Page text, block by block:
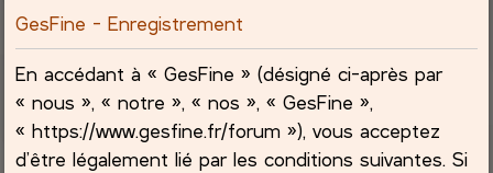
GesFine - Enregistrement
En accédant à « GesFine » (désigné ci-après par
« nous », « notre », « nos », « GesFine »,
« https://www.gesfine.fr/forum »), vous acceptez
d’être légalement lié par les conditions suivantes. Si